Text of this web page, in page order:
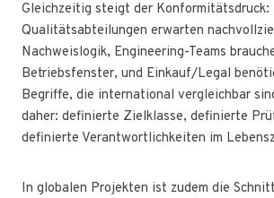
Gleichzeitig steigt der Konformitätsdruck:
Qualitätsabteilungen erwarten
Nachweislogik, Engineering-Teams
Betriebsfenster, und Einkauf/Legal
Begriffe, die international vergleichbar
daher: definierte Zielklasse, definierte
definierte Verantwortlichkeiten im
In globalen Projekten ist zudem die